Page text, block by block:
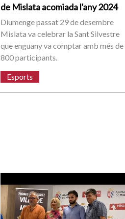
de Mislata acomiada l'any 2024
Diumenge passat 29 de desembre
Mislata va celebrar la Sant Silvestre
que enguany va comptar amb més de
800 participants.
Esports